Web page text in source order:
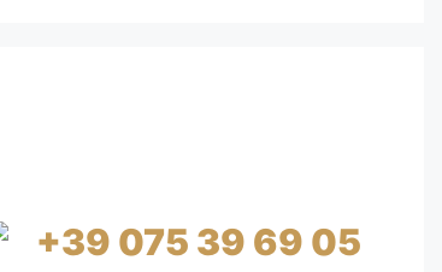
+39 075 39 69 05